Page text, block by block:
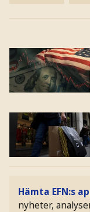
Hämta EFN:s
nyheter,